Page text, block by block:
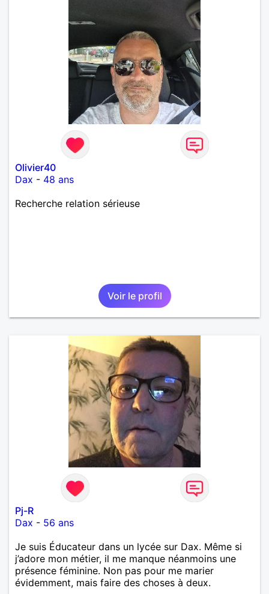
Olivier40
Dax - 48 ans
Recherche relation sérieuse
Voir le profil
Pj-R
Dax - 56 ans
Je suis Éducateur dans un lycée sur Dax. Même si
j’adore mon métier, il me manque néanmoins une
présence féminine. Non pas pour me marier
évidemment, mais faire des choses à deux.